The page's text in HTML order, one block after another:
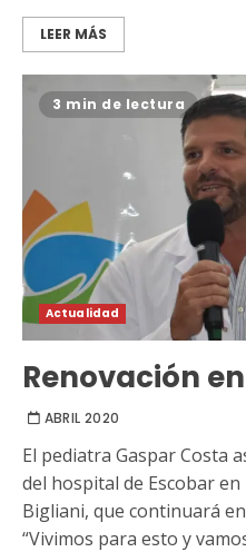
LEER MÁS
3 min de lectura
Actualidad
Renovación
ABRIL 2020
El pediatra Gaspar Costa
del hospital de Escobar
Bigliani, que continuará
“Vivimos para esto y